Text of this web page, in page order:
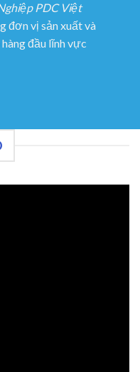
PDC Việt
đơn vị sản xuất và
đầu lĩnh vực